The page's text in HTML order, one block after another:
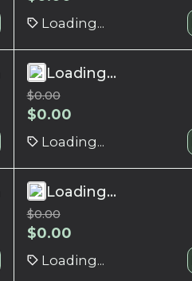
Loading...
Loading...
$0.00
$0.00
Loading...
Loading...
$0.00
$0.00
Loading...